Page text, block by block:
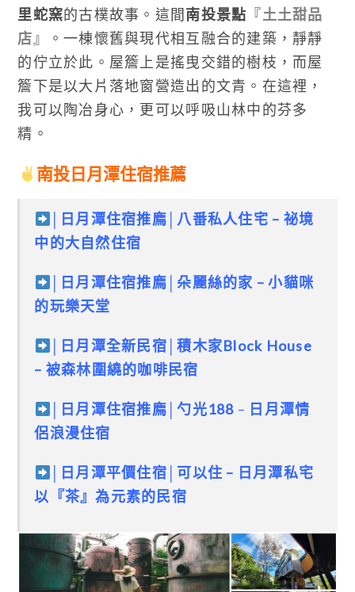
里蛇窯的古樸故事。這間 南投景點 『土土甜品
店 』。一棟懷舊與現代相互融合的建築，靜靜
的佇立於此。屋簷上是搖曳交錯的樹枝，而屋
簷下是以大片落地窗營造出的文青。在這裡，
我可以陶冶身心，更可以呼吸山林中的芬多
精。
南投日月潭住宿推薦
日月潭住宿推廌
八番私人住宅 – 祕境
中的大自然住宿
│日月潭住宿推廌│朵麗絲的家 – 小貓咪
的玩樂天堂
│日月潭全新民宿│積木家Block House
– 被森林圍繞的咖啡民宿
日月潭住宿推廌 │勺光188 – 日月潭情
侶浪漫住宿
日月潭平價住宿│可以住 – 日月潭私宅
以『茶』為元素的民宿